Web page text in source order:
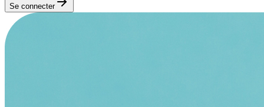
Se connecter